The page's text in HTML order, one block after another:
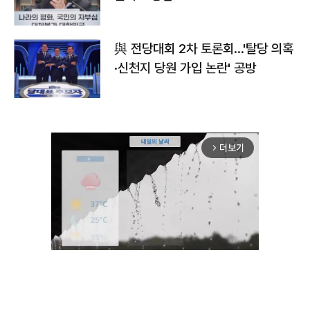
與 전당대회 2차 토론회…'탈당 의혹
·신천지 당원 가입 논란' 공방
arrow_forward_ios 더보기